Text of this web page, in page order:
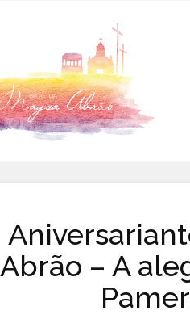
Abrão – A